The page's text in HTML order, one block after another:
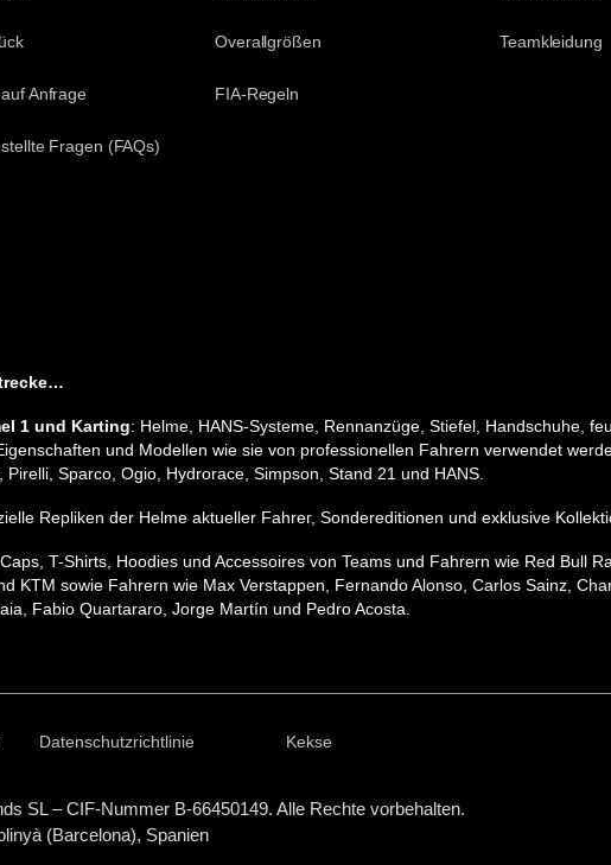
Anfrage
Fragen (FAQs)
Overallgrößen
FIA-Regeln
Teamkleidung
1 und Karting: Helme, HANS-Systeme, Rennanzüge, Stiefel, Handschuhe,
und Modellen wie sie von professionellen Fahrern verwendet
Sparco, Ogio, Hydrorace, Simpson, Stand 21 und HANS.
Repliken der Helme aktueller Fahrer, Sondereditionen und exklusive
T-Shirts, Hoodies und Accessoires von Teams und Fahrern wie Red Bull
KTM sowie Fahrern wie Max Verstappen, Fernando Alonso, Carlos Sainz,
Fabio Quartararo, Jorge Martín und Pedro Acosta.
Datenschutzrichtlinie Kekse
SL– CIF-Nummer B-66450149. Alle Rechte vorbehalten.
(Barcelona), Spanien